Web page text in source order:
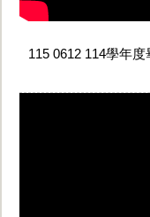
115 0612 114學年